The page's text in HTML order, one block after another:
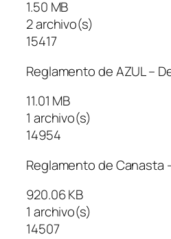
1.50 MB
2 archivo(s)
15417
Reglamento de AZUL –
11.01 MB
1 archivo(s)
14954
Reglamento de Canasta
920.06 KB
1 archivo(s)
14507